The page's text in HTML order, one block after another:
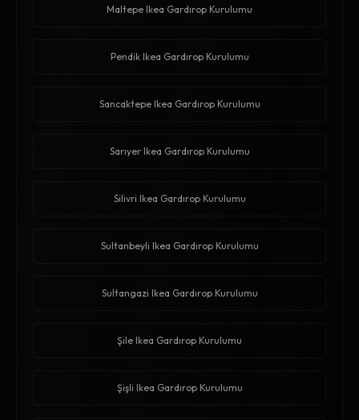
Maltepe Ikea Gardırop Kurulumu
Pendik Ikea Gardırop Kurulumu
Sancaktepe Ikea Gardırop Kurulumu
Sarıyer Ikea Gardırop Kurulumu
Silivri Ikea Gardırop Kurulumu
Sultanbeyli Ikea Gardırop Kurulumu
Sultangazi Ikea Gardırop Kurulumu
Şile Ikea Gardırop Kurulumu
Şişli Ikea Gardırop Kurulumu